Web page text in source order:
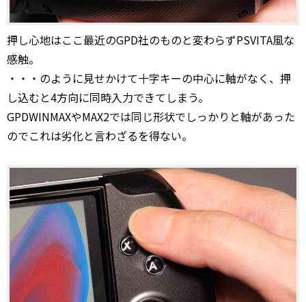
押し心地はここ最近のGPD社のものと変わらずPSVITA風な
感触。
・・・のように見せかけて十字キーの中心に軸がなく、押
し込むと4方向に同時入力できてしまう。
GPDWINMAXやMAX2では同じ形状でしっかりと軸があった
のでこれは劣化と言わざるを得ない。